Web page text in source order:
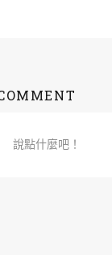
說點什麼吧！